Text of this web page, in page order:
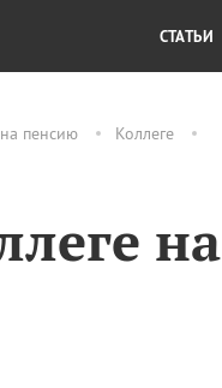
пенсию
Коллеге
на
СТАТЬИ